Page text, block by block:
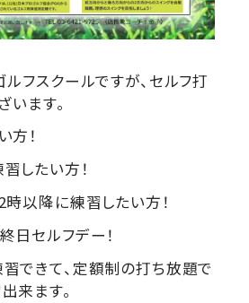
ルフスクールですが、セルフ打
います。
方！
したい方！
以降に練習したい方！
日セルフデー！
できて、定額制の打ち放題で
来ます。